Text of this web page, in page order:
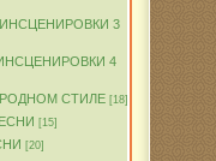
3
4
СТИЛЕ [18]
[15]
[20]